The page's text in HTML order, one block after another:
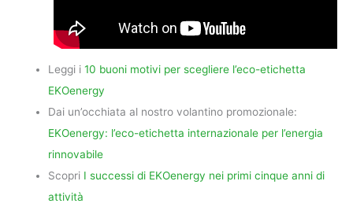
Leggi i10 buoni motivi per scegliere l’eco-etichetta
EKOenergy
Dai un’occhiata al nostro volantino promozionale:
EKOenergy: l’eco-etichetta internazionale per l’energia
rinnovabile
Scopri I successi di EKOenergy nei primi cinque anni di
attività